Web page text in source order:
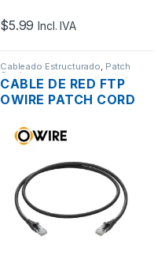
$5.99 Incl. IVA
Cableado Estructurado, Patch
Cord
CABLE DE RED FTP
OWIRE PATCH CORD
CAT6A 2MTS. |
OWR-PCNC6AF-2M